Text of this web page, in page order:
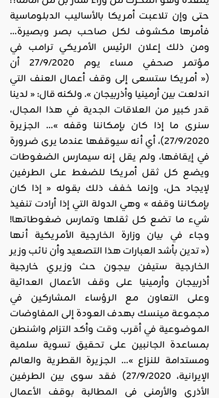
حتى وإن تلاعبت أمريكا بالأساليب الدبلوماسية
فأمرها مكشوف لكل صاحب بصر وبصيرة…
ومن ذلك إعلان الرئيس الأمريكي ترامب في
مؤتمر صحفي مساء يوم 27/9/2020 أن
(« أمريكا ستسعى إلى وقف أعمال العنف التي
اندلعت بين أرمينيا وأذربيجان ». ولكنه قال: « لدينا
قدر كبير من العلاقات الجدية في هذا المجال،
سنرى ما إذا كان بإمكاننا وقفه »… الجزيرة
27/9/2020)، أي أنه سيوقفها عندما يرى ضرورة
في إيقافها، ولم يقل إنه سيمارس الضغوطات
ويضع كل ثقل أمريكا للضغط على الطرفين
لإيجاد حل، وإنما خفف ذلك بقوله « إذا كان
بإمكاننا وقفه » وهي الدولة التي إذا أرادت تنفيذ
شيء ما تضع كل ثقلها وتمارس ضغوطاتها!
وجاء في بيان وزارة الخارجية الأمريكية أنها
(« تدين بأشد العبارات هذا التصعيد وأن نائب وزير
الخارجية ستيفن بيجون حث وزيري خارجية
أذربيجان وأرمينيا على وقف الأعمال العدائية
وعلى التعاون مع الرؤساء المشاركين في
مجموعة مينسك بهدف العودة إلى المفاوضات
الموضوعية في أقرب وقت وأكد التزام واشنطن
بمساعدة الجانبين على تحقيق تسوية سلمية
ومستدامة للنزاع »… الجزيرة القطرية والعالم
الإيرانية، 27/9/2020) فقد سوى بين الطرفين
الأذري والأرمني في المطالبة بوقف الأعمال